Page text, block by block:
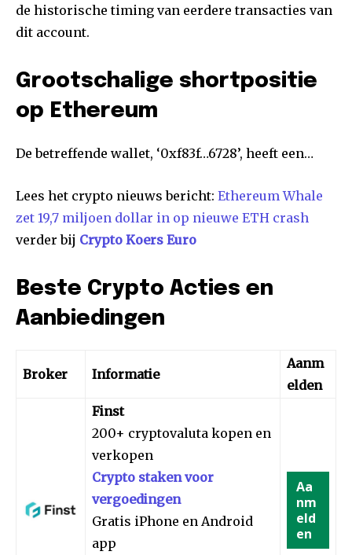
de historische timing van eerdere transacties van
dit account.
Grootschalige shortpositie
op Ethereum
De betreffende wallet, ‘0xf83f…6728’, heeft een…
Lees het crypto nieuws bericht: Ethereum Whale
zet 19,7 miljoen dollar in op nieuwe ETH crash
verder bij Crypto Koers Euro
Beste Crypto Acties en
Aanbiedingen
Broker Informatie
Aanm
elden
Finst
200+ cryptovaluta kopen en
verkopen
Crypto staken voor
vergoedingen
Gratis iPhone en Android
app
Aa
nm
eld
en